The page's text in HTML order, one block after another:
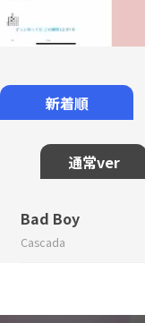
新着順
通常ver
Bad Boy
Cascada